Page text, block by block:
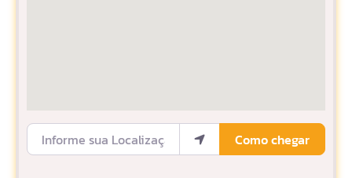
Informe sua Localização
Como chegar